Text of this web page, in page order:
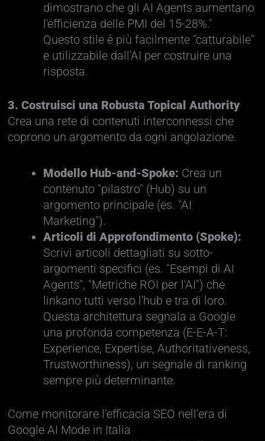
dimostrano che gli AI Agents aumentano
l'efficienza delle PMI del 15-28%."
Questo stile è più facilmente "catturabile"
e utilizzabile dall'AI per costruire una
risposta.
3. Costruisci una Robusta Topical Authority
Crea una rete di contenuti interconnessi che
coprono un argomento da ogni angolazione.
Modello Hub-and-Spoke: Crea un
contenuto "pilastro" (Hub) su un
argomento principale (es. "AI
Marketing").
Articoli di Approfondimento (Spoke):
Scrivi articoli dettagliati su sotto-
argomenti specifici (es. "Esempi di AI
Agents", "Metriche ROI per l'AI") che
linkano tutti verso l'hub e tra di loro.
Questa architettura segnala a Google
una profonda competenza (E-E-A-T:
Experience, Expertise, Authoritativeness,
Trustworthiness), un segnale di ranking
sempre più determinante.
Come monitorare l’efficacia SEO nell’era di
Google AI Mode in Italia